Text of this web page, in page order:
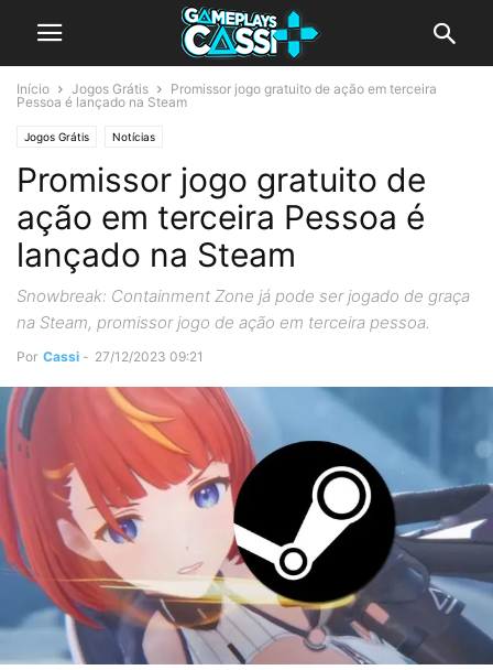
Início Jogos Grátis
Promissor jogo gratuito de ação em terceira
Pessoa é lançado na Steam
Jogos Grátis Notícias
Promissor jogo gratuito de
ação em terceira Pessoa é
lançado na Steam
Snowbreak: Containment Zone já pode ser jogado de graça
na Steam, promissor jogo de ação em terceira pessoa.
Por Cassi - 27/12/2023 09:21